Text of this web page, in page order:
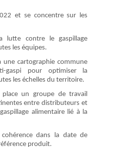
et se concentre sur les
lutte contre le gaspillage
les équipes.
une cartographie commune
gaspi pour optimiser la
les échelles du territoire.
un groupe de travail
entre distributeurs et
alimentaire lié à la
dans la date de
produit.